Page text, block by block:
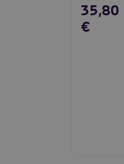
35,80
€